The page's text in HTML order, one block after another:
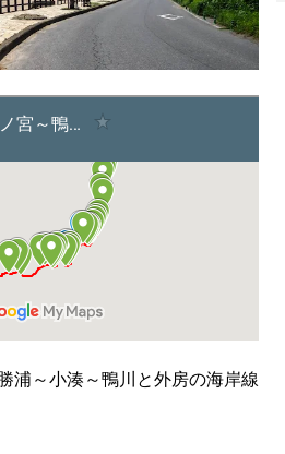
浦～小湊～鴨川と外房の海岸線